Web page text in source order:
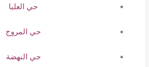
حي العليا
حي المروج
حي النهضة